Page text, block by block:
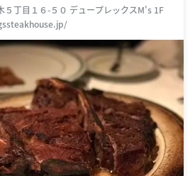
５丁目１６-５０ デュープレックスM's 1F